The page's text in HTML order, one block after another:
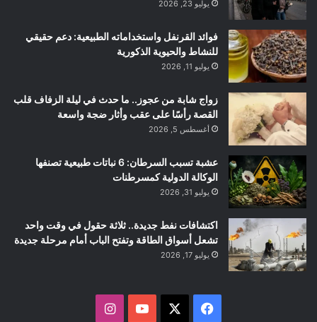
يوليو 23, 2026
فوائد القرنفل واستخداماته الطبيعية: دعم حقيقي
للنشاط والحيوية الذكورية
يوليو 11, 2026
زواج شابة من عجوز.. ما حدث في ليلة الزفاف قلب
القصة رأسًا على عقب وأثار ضجة واسعة
أغسطس 5, 2026
عشبة تسبب السرطان: 6 نباتات طبيعية تصنفها
الوكالة الدولية كمسرطنات
يوليو 31, 2026
اكتشافات نفط جديدة.. ثلاثة حقول في وقت واحد
تشعل أسواق الطاقة وتفتح الباب أمام مرحلة جديدة
يوليو 17, 2026